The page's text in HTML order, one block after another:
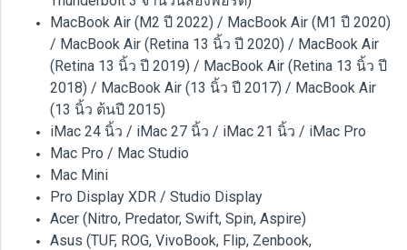
MacBook Air (M2 ปี 2022) / MacBook Air (M1 ปี 2020)
/ MacBook Air (Retina 13 นิ้ว ปี 2020) / MacBook Air
(Retina 13 นิ้ว ปี 2019) / MacBook Air (Retina 13 นิ้ว ปี
2018) / MacBook Air (13 นิ้ว ปี 2017) / MacBook Air
(13 นิ้ว ต้นปี 2015)
iMac 24 นิ้ว / iMac 27 นิ้ว / iMac 21 นิ้ว / iMac Pro
Mac Pro / Mac Studio
Mac Mini
Pro Display XDR / Studio Display
Acer (Nitro, Predator, Swift, Spin, Aspire)
Asus (TUF, ROG, VivoBook, Flip, Zenbook,